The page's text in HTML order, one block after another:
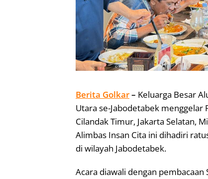
Berita Golkar– Keluarga Besar
Utara se-Jabodetabek menggelar
Cilandak Timur, Jakarta Selatan,
Alimbas Insan Cita ini dihadiri
di wilayah Jabodetabek.
Acara diawali dengan pembacaan